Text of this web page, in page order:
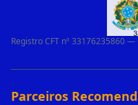
Registro CFT nº 33176235860
Parceiros